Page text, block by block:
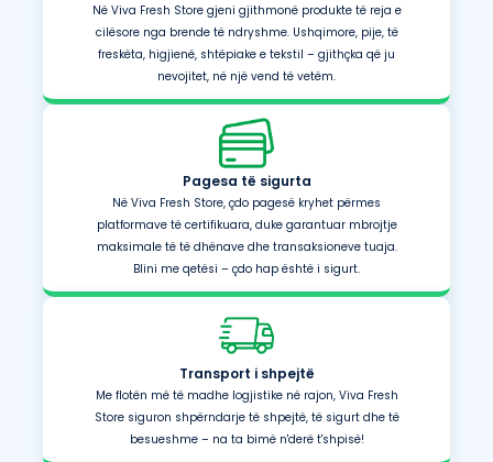
Në Viva Fresh Store gjeni gjithmonë produkte të reja e
cilësore nga brende të ndryshme. Ushqimore, pije, të
freskëta, higjienë, shtëpiake e tekstil – gjithçka që ju
nevojitet, në një vend të vetëm.
Pagesa të sigurta
Në Viva Fresh Store, çdo pagesë kryhet përmes
platformave të certifikuara, duke garantuar mbrojtje
maksimale të të dhënave dhe transaksioneve tuaja.
Blini me qetësi – çdo hap është i sigurt.
Transport i shpejtë
Me flotën më të madhe logjistike në rajon, Viva Fresh
Store siguron shpërndarje të shpejtë, të sigurt dhe të
besueshme – na ta bimë n'derë t'shpisë!